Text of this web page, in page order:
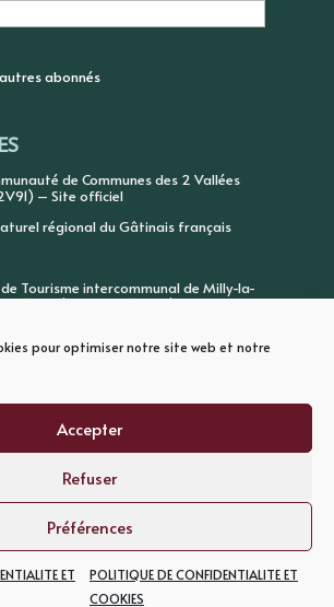
pour optimiser notre site web et notre
Accepter
Refuser
Préférences
ET
POLITIQUE DE CONFIDENTIALITE ET
COOKIES
abonnés
de Communes des 2 Vallées
– Site officiel
régional du Gâtinais français
Tourisme intercommunal de Milly-la-
de l’Ecole, Vallée de l’Essonne
MENTIONS LEGALES
DE CONFIDENTIALITE
sur-ecole - Conception : idee-mp.fr